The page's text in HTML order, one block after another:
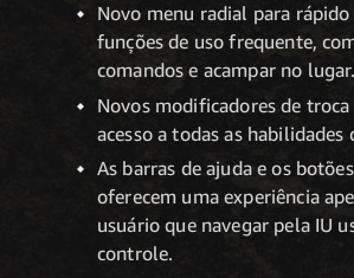
Novo menu radial para rápido
funções de uso frequente,
comandos e acampar no lugar.
Novos modificadores de
acesso a todas as habilidades
As barras de ajuda e os
oferecem uma experiência
usuário que navegar pela IU
controle.